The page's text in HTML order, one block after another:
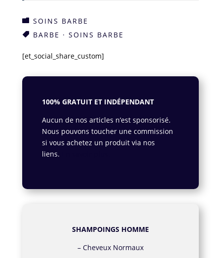
 SOINS BARBE
 BARBE · SOINS BARBE
[et_social_share_custom]
100% GRATUIT ET INDÉPENDANT
Aucun de nos articles n’est sponsorisé.
Nous pouvons toucher une commission
si vous achetez un produit via nos
liens.
SHAMPOINGS HOMME
– Cheveux Normaux